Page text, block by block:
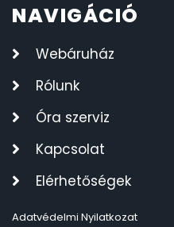
NAVIGÁCIÓ
Webáruház
Rólunk
Óra szerviz
Kapcsolat
Elérhetőségek
Adatvédelmi Nyilatkozat